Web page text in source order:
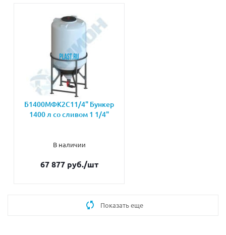
Б1400МФК2С11/4" Бункер
1400 л со сливом 1 1/4"
В наличии
67 877 руб./шт
Показать еще